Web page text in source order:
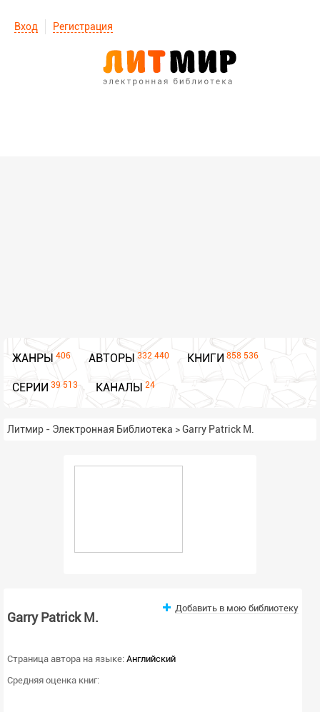
Вход Регистрация
ЖАНРЫ 406 АВТОРЫ 332 440 КНИГИ 858 536
СЕРИИ 39 513 КАНАЛЫ 24
Литмир - Электронная Библиотека >Garry Patrick M.
Garry Patrick M.
Добавить в мою библиотеку
Страница автора на языке: Английский
Средняя оценка книг: